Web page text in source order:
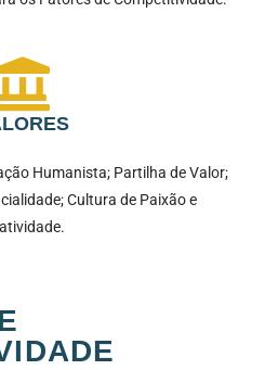
Humanista; Partilha de Valor;
Cultura de Paixão e